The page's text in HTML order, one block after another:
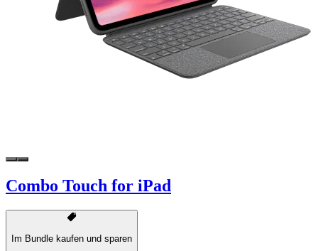
Combo Touch for iPad
Im Bundle kaufen und sparen